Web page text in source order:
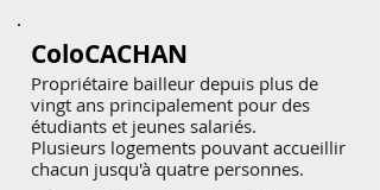
ColoCACHAN
Propriétaire bailleur depuis plus de
vingt ans principalement pour des
étudiants et jeunes salariés.
Plusieurs logements pouvant accueillir
chacun jusqu'à quatre personnes.